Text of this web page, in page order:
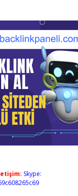
Skype: